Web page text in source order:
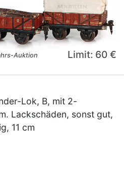
Auktion
Limit: 60 €
Lok, B, mit 2-
Lackschäden, sonst gut,
11 cm